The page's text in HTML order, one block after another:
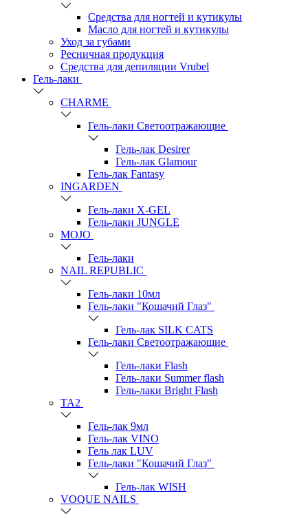
Средства для ногтей и кутикулы
Масло для ногтей и кутикулы
Уход за губами
Ресничная продукция
Средства для депиляции Vrubel
Гель-лаки
СHARME
Гель-лаки Светоотражающие
Гель-лак Desirer
Гель-лак Glamour
Гель-лак Fantasy
INGARDEN
Гель-лаки Х-GEL
Гель-лаки JUNGLE
MOJO
Гель-лаки
NAIL REPUBLIC
Гель-лаки 10мл
Гель-лаки "Кошачий Глаз"
Гель-лак SILK CATS
Гель-лаки Светоотражающие
Гель-лаки Flash
Гель-лаки Summer flash
Гель-лаки Bright Flash
TA2
Гель-лак 9мл
Гель-лак VINO
Гель лак LUV
Гель-лаки "Кошачий Глаз"
Гель-лак WISH
VOQUE NAILS